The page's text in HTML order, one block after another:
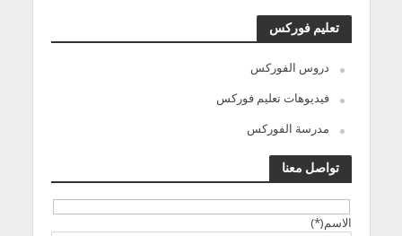
تعليم فوركس
دروس الفوركس
فيديوهات تعليم فوركس
مدرسة الفوركس
تواصل معنا
الاسم(*)